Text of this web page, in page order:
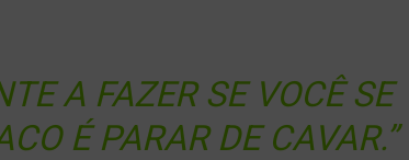
A FAZER SE VOCÊ SE
É PARAR DE CAVAR.”